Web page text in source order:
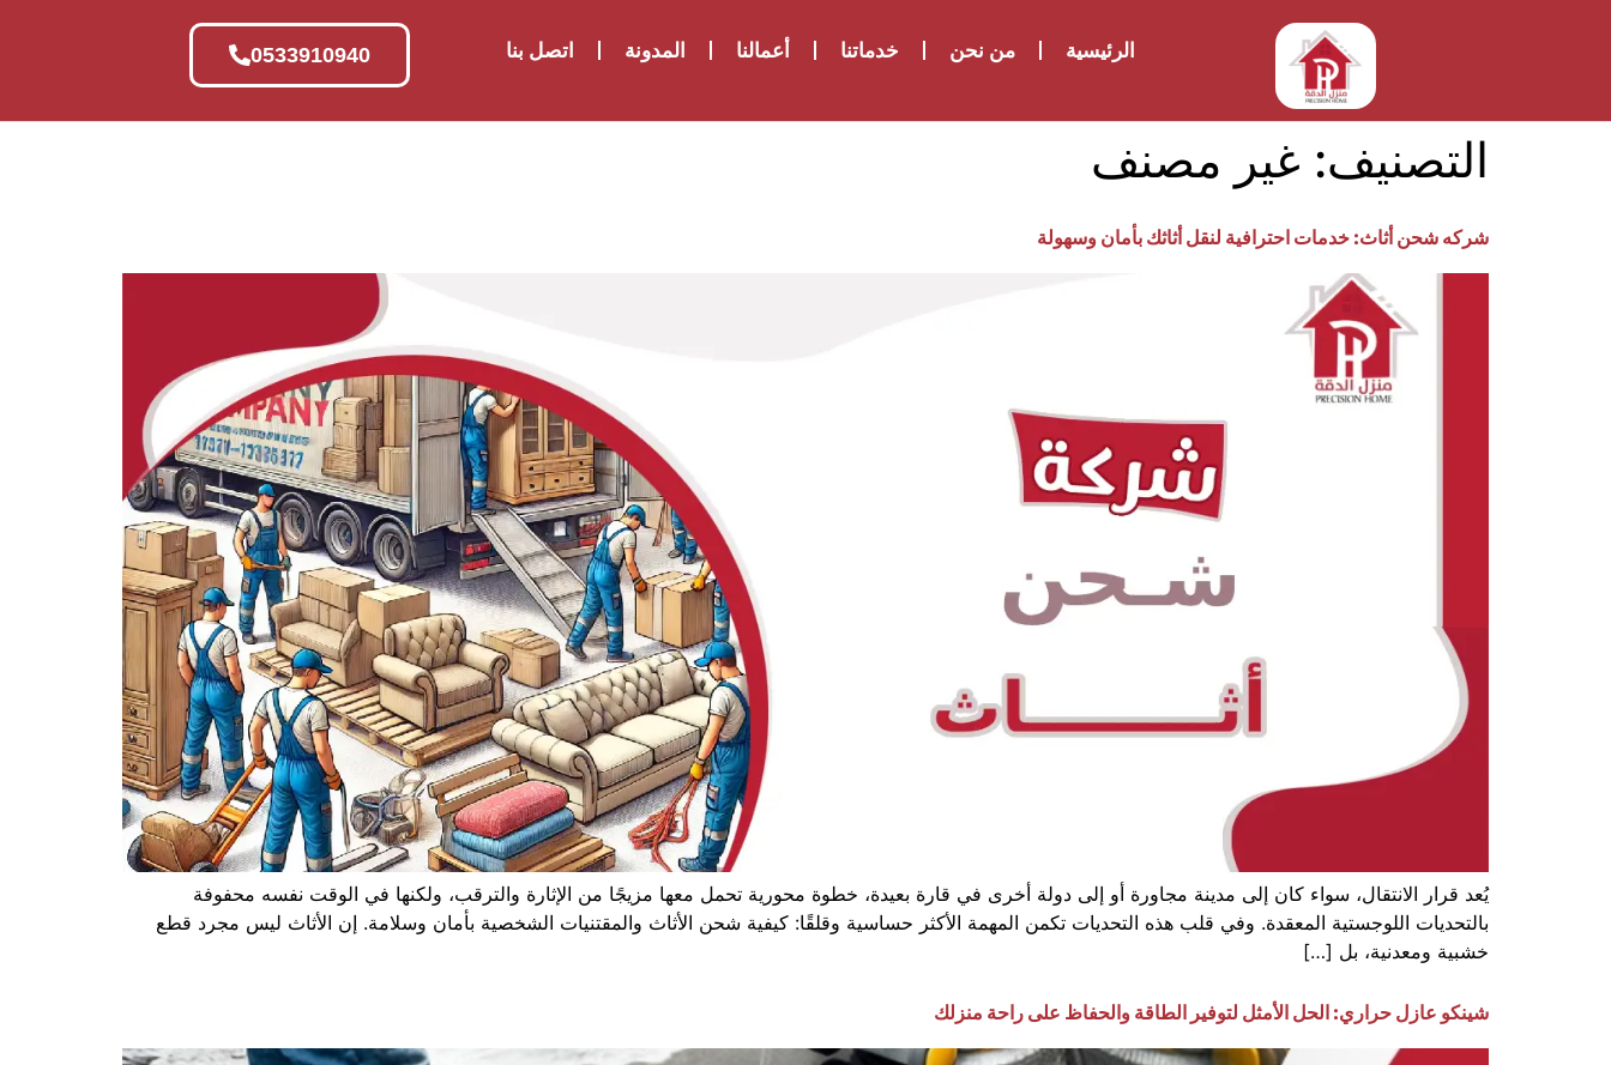
الرئيسية من نحن خدماتنا أعمالنا المدونة اتصل بنا 0533910940
التصنيف: غير مصنف
شركه شحن أثاث: خدمات احترافية لنقل أثاثك بأمان وسهولة
يُعد قرار الانتقال، سواء كان إلى مدينة مجاورة أو إلى دولة أخرى في قارة بعيدة، خطوة محورية تحمل معها مزيجًا من الإثارة والترقب، ولكنها في الوقت نفسه محفوفة
بالتحديات اللوجستية المعقدة. وفي قلب هذه التحديات تكمن المهمة الأكثر حساسية وقلقًا: كيفية شحن الأثاث والمقتنيات الشخصية بأمان وسلامة. إن الأثاث ليس مجرد قطع
خشبية ومعدنية، بل […]
شينكو عازل حراري: الحل الأمثل لتوفير الطاقة والحفاظ على راحة منزلك